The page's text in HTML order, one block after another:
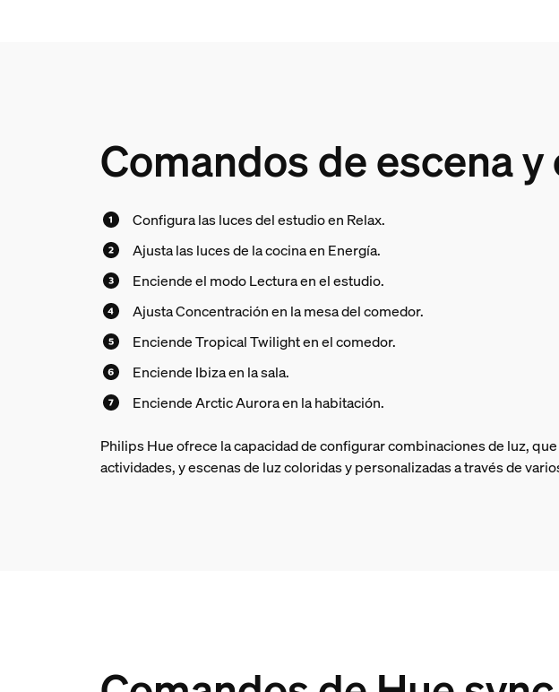
Comandos de escena
Configura las luces del estudio en Relax.
Ajusta las luces de la cocina en Energía.
Enciende el modo Lectura en el estudio.
Ajusta Concentración en la mesa del comedor.
Enciende Tropical Twilight en el comedor.
Enciende Ibiza en la sala.
Enciende Arctic Aurora en la habitación.
Philips Hue ofrece la capacidad de configurar combinaciones de luz,
actividades, y escenas de luz coloridas y personalizadas a través de